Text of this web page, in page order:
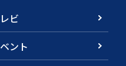
ビ
ント